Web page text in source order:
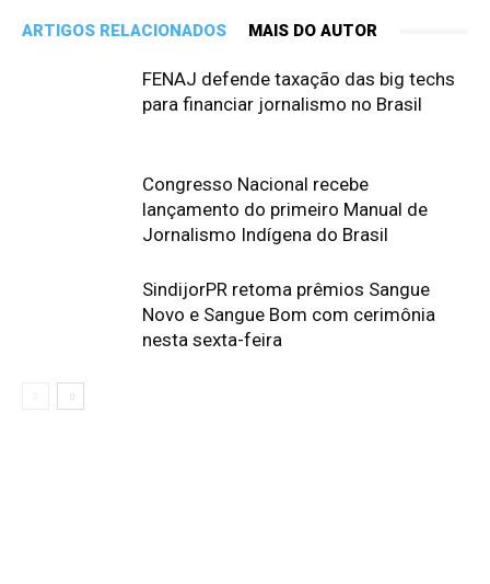
ARTIGOS RELACIONADOS MAIS DO AUTOR
FENAJ defende taxação das big techs
para financiar jornalismo no Brasil
Congresso Nacional recebe
lançamento do primeiro Manual de
Jornalismo Indígena do Brasil
SindijorPR retoma prêmios Sangue
Novo e Sangue Bom com cerimônia
nesta sexta-feira